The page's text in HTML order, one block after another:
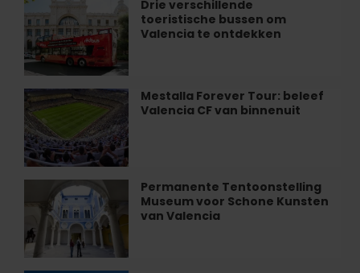
Santos
Juanes
in
Valencia
Drie verschillende
toeristische bussen om
Valencia te ontdekken
Drie
verschillende
toeristische
bussen
om
Valencia
te
ontdekken
Mestalla Forever Tour: beleef
Valencia CF van binnenuit
Mestalla
Forever
Tour:
beleef
Valencia
CF
binnenuit
Permanente Tentoonstelling
Museum voor Schone Kunsten
van Valencia
Permanente
Tentoonstelling
Museum
voor
Schone